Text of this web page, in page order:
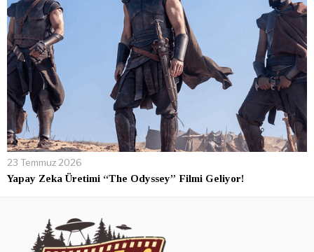
23 Temmuz 2026
Yapay Zeka Üretimi “The Odyssey” Filmi Geliyor!